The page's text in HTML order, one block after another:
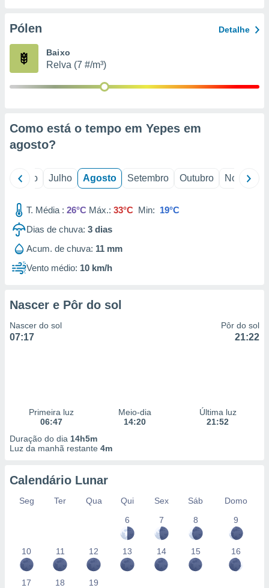
através
estudos
e
Pólen Detalhe
Baixo
Relva (7 #/m³)
Como está o tempo em Yepes em
agosto?
Junho Julho Agosto Setembro Outubro Novembro
T. Média : 26°C Máx.: 33°C Min: 19°C
Dias de chuva: 3 dias
Acum. de chuva: 11 mm
Vento médio: 10 km/h
Nascer e Pôr do sol
Nascer do sol
07:17
Pôr do sol
21:22
Primeira luz
06:47
Meio-dia
14:20
Última luz
21:52
Duração do dia 14h5m
Luz da manhã restante 4m
Calendário Lunar
Seg Ter Qua Qui Sex Sáb
Domo
6
7 8 9
10 11 12 13 14 15 16
17 18 19